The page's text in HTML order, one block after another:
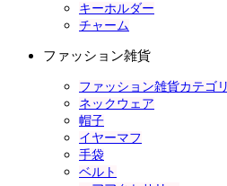
キーホルダー
チャーム
ファッション雑貨
ファッション雑貨カテゴ
ネックウェア
帽子
イヤーマフ
手袋
ベルト